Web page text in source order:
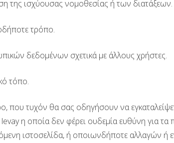
της ισχύουσας νομοθεσίας ή των διατάξεων.
τρόπο.
δεδομένων σχετικά με άλλους χρήστες.
τόπο.
τυχόν θα σας οδηγήσουν να
levay η οποία δεν φέρει ουδεμία ευθύνη για
ιστοσελίδα, ή οποιωνδήποτε αλλαγών ή